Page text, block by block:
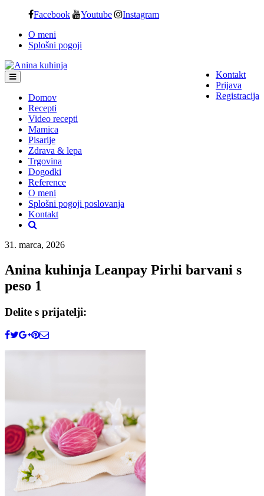
content
Facebook Youtube Instagram
O meni
Splošni pogoji
Kontakt
Prijava
Registracija
Domov
Recepti
Video recepti
Mamica
Pisarije
Zdrava & lepa
Trgovina
Dogodki
Reference
O meni
Splošni pogoji poslovanja
Kontakt
31. marca, 2026
Anina kuhinja Leanpay Pirhi barvani s
peso 1
Delite s prijatelji: